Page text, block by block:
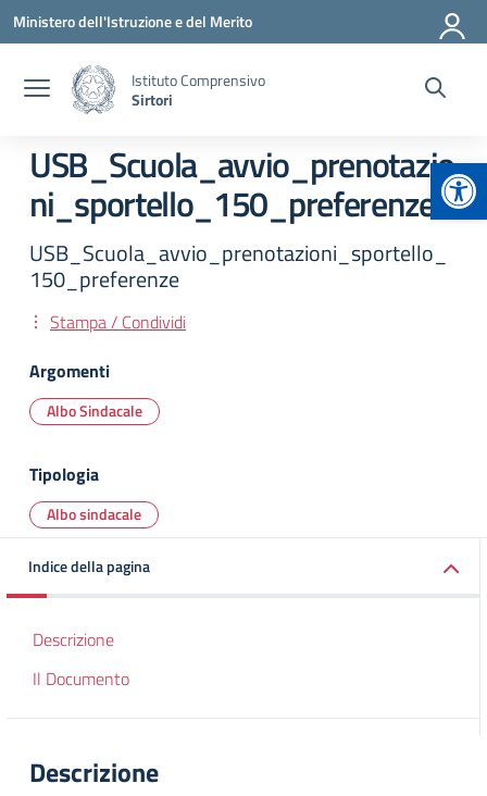
Vai ai contenuti
Vai al menu di navigazione
Vai al footer
Ministero dell'Istruzione e del Merito
Istituto Comprensivo
Sirtori
USB_Scuola_avvio_prenotazio
ni_sportello_150_preferenze
USB_Scuola_avvio_prenotazioni_sportello_
150_preferenze
Stampa / Condividi
Argomenti
Albo Sindacale
Tipologia
Albo sindacale
Indice della pagina
Descrizione
Il Documento
Descrizione